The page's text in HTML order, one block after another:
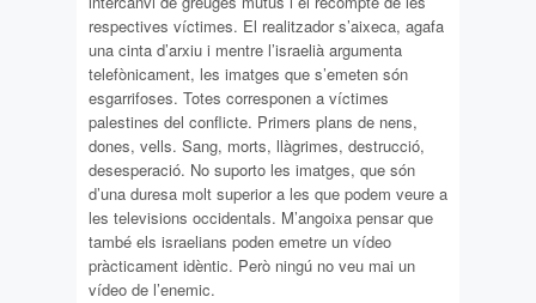
respectives víctimes. El realitzador s’aixeca, agafa
una cinta d’arxiu i mentre l’israelià argumenta
telefònicament, les imatges que s’emeten són
esgarrifoses. Totes corresponen a víctimes
palestines del conflicte. Primers plans de nens,
dones, vells. Sang, morts, llàgrimes, destrucció,
desesperació. No suporto les imatges, que són
d’una duresa molt superior a les que podem veure a
les televisions occidentals. M’angoixa pensar que
també els israelians poden emetre un vídeo
pràcticament idèntic. Però ningú no veu mai un
vídeo de l’enemic.